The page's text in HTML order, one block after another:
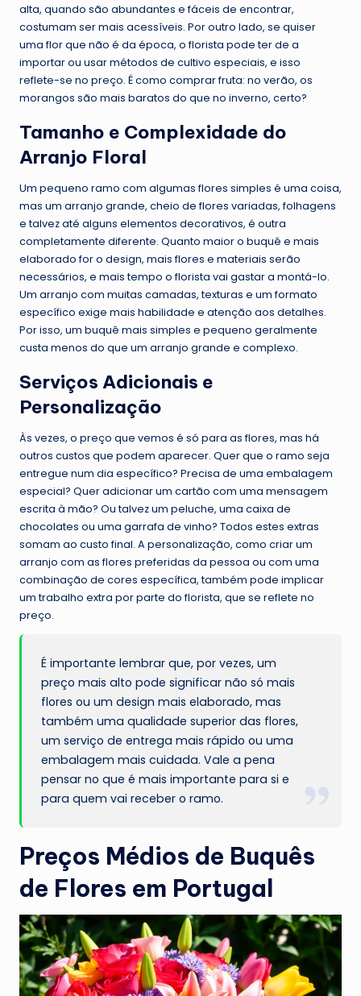
alta, quando são abundantes e fáceis de encontrar,
costumam ser mais acessíveis. Por outro lado, se quiser
uma flor que não é da época, o florista pode ter de a
importar ou usar métodos de cultivo especiais, e isso
reflete-se no preço. É como comprar fruta: no verão, os
morangos são mais baratos do que no inverno, certo?
Tamanho e Complexidade do
Arranjo Floral
Um pequeno ramo com algumas flores simples é uma coisa,
mas um arranjo grande, cheio de flores variadas, folhagens
e talvez até alguns elementos decorativos, é outra
completamente diferente. Quanto maior o buquê e mais
elaborado for o design, mais flores e materiais serão
necessários, e mais tempo o florista vai gastar a montá-lo.
Um arranjo com muitas camadas, texturas e um formato
específico exige mais habilidade e atenção aos detalhes.
Por isso, um buquê mais simples e pequeno geralmente
custa menos do que um arranjo grande e complexo.
Serviços Adicionais e
Personalização
Às vezes, o preço que vemos é só para as flores, mas há
outros custos que podem aparecer. Quer que o ramo seja
entregue num dia específico? Precisa de uma embalagem
especial? Quer adicionar um cartão com uma mensagem
escrita à mão? Ou talvez um peluche, uma caixa de
chocolates ou uma garrafa de vinho? Todos estes extras
somam ao custo final. A personalização, como criar um
arranjo com as flores preferidas da pessoa ou com uma
combinação de cores específica, também pode implicar
um trabalho extra por parte do florista, que se reflete no
preço.
É importante lembrar que, por vezes, um
preço mais alto pode significar não só mais
flores ou um design mais elaborado, mas
também uma qualidade superior das flores,
um serviço de entrega mais rápido ou uma
embalagem mais cuidada. Vale a pena
pensar no que é mais importante para si e
para quem vai receber o ramo.
Preços Médios de Buquês
de Flores em Portugal